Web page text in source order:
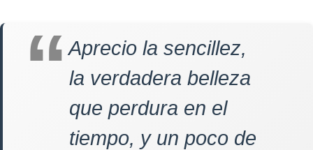
Aprecio la sencillez,
la verdadera belleza
que perdura en el
tiempo, y un poco de